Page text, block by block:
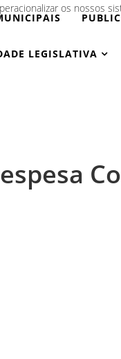
LEGISLATIVA
os nossos